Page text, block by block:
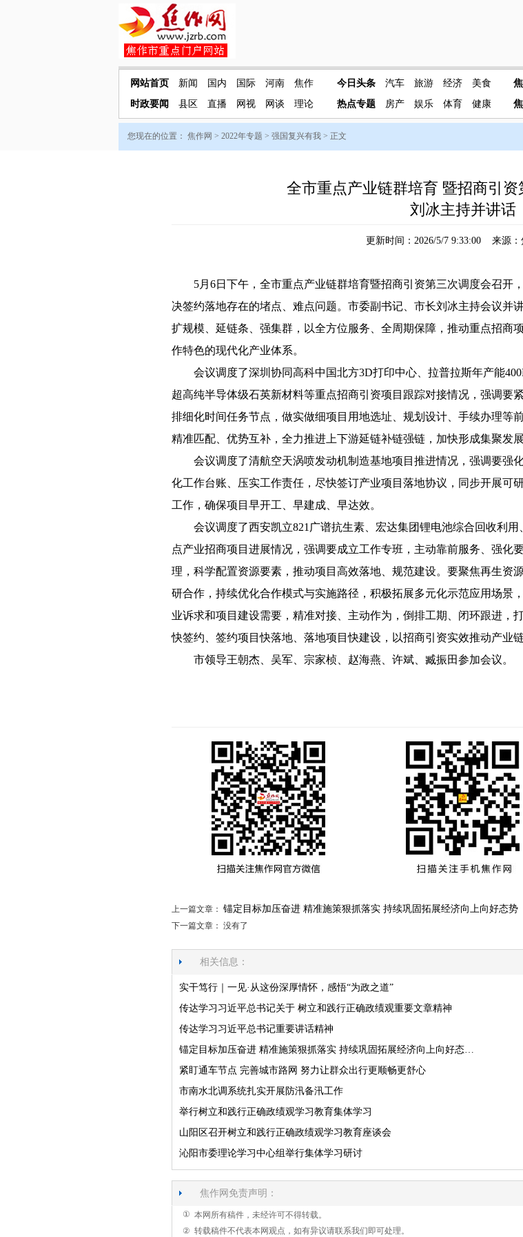
网站首页 新闻 国内 国际 河南
焦作
时政要闻
县区 直播 网视 网谈 理论
今日头条 汽车 旅游 经济
美食
热点专题
房产 娱乐 体育 健康
您现在的位置： 焦作网 > 2022年专题 > 强国复兴有我 > 正文
全市重点产业链群培育 暨招商引
刘冰主持并讲话
更新时间：2026/5/7 9:33:00 来源：
5月6日下午，全市重点产业链群培育暨招商引资第三次调度会召开
决签约落地存在的堵点、难点问题。市委副书记、市长刘冰主持会议并
扩规模、延链条、强集群，以全方位服务、全周期保障，推动重点招商
作特色的现代化产业体系。
会议调度了深圳协同高科中国北方3D打印中心、拉普拉斯年产能
超高纯半导体级石英新材料等重点招商引资项目跟踪对接情况，强调要
排细化时间任务节点，做实做细项目用地选址、规划设计、手续办理等
精准匹配、优势互补，全力推进上下游延链补链强链，加快形成集聚发
会议调度了清航空天涡喷发动机制造基地项目推进情况，强调要强
化工作台账、压实工作责任，尽快签订产业项目落地协议，同步开展可
工作，确保项目早开工、早建成、早达效。
会议调度了西安凯立821广谱抗生素、宏达集团锂电池综合回收利用
点产业招商项目进展情况，强调要成立工作专班，主动靠前服务、强化
理，科学配置资源要素，推动项目高效落地、规范建设。要聚焦再生资
研合作，持续优化合作模式与实施路径，积极拓展多元化示范应用场景
业诉求和项目建设需要，精准对接、主动作为，倒排工期、闭环跟进，
快签约、签约项目快落地、落地项目快建设，以招商引资实效推动产业
市领导王朝杰、吴军、宗家桢、赵海燕、许斌、臧振田参加会议。
上一篇文章： 锚定目标加压奋进 精准施策狠抓落实 持续巩固拓展经济向上向好态势
下一篇文章： 没有了
相关信息：
实干笃行｜一见·从这份深厚情怀，感悟“为政之道”
传达学习习近平总书记关于 树立和践行正确政绩观重要文章精神
传达学习习近平总书记重要讲话精神
锚定目标加压奋进 精准施策狠抓落实 持续巩固拓展经济向上向好态…
紧盯通车节点 完善城市路网 努力让群众出行更顺畅更舒心
市南水北调系统扎实开展防汛备汛工作
举行树立和践行正确政绩观学习教育集体学习
山阳区召开树立和践行正确政绩观学习教育座谈会
沁阳市委理论学习中心组举行集体学习研讨
焦作网免责声明：
① 本网所有稿件，未经许可不得转载。
② 转载稿件不代表本网观点，如有异议请联系我们即可处理。